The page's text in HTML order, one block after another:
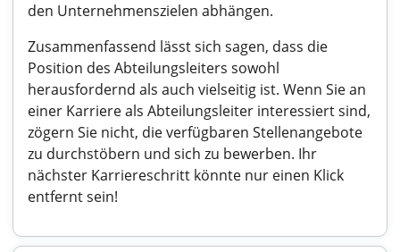
den Unternehmenszielen abhängen.
Zusammenfassend lässt sich sagen, dass die
Position des Abteilungsleiters sowohl
herausfordernd als auch vielseitig ist. Wenn Sie an
einer Karriere als Abteilungsleiter interessiert sind,
zögern Sie nicht, die verfügbaren Stellenangebote
zu durchstöbern und sich zu bewerben. Ihr
nächster Karriereschritt könnte nur einen Klick
entfernt sein!